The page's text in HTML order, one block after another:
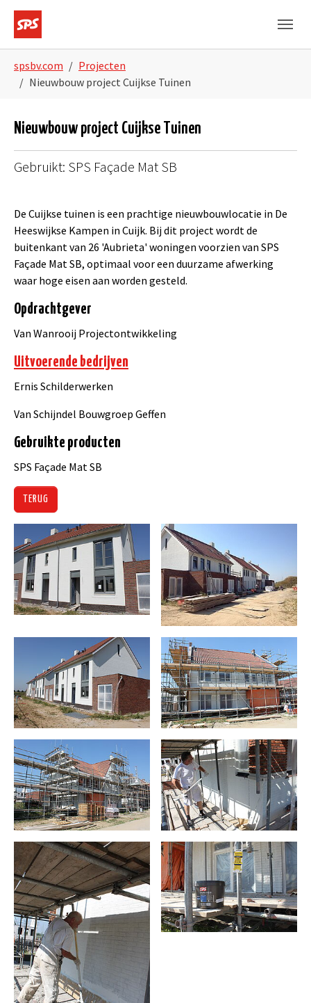
Skip to main navigation
Skip to main content
Skip to page footer
spsbv.com
Projecten
Nieuwbouw project Cuijkse Tuinen
Nieuwbouw project Cuijkse Tuinen
Gebruikt: SPS Façade Mat SB
De Cuijkse tuinen is een prachtige nieuwbouwlocatie in De
Heeswijkse Kampen in Cuijk. Bij dit project wordt de
buitenkant van 26 'Aubrieta' woningen voorzien van SPS
Façade Mat SB, optimaal voor een duurzame afwerking
waar hoge eisen aan worden gesteld.
Opdrachtgever
Van Wanrooij Projectontwikkeling
Uitvoerende bedrijven
Ernis Schilderwerken
Van Schijndel Bouwgroep Geffen
Gebruikte producten
SPS Façade Mat SB
TERUG